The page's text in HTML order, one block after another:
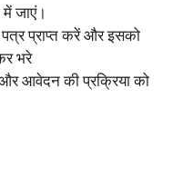
जाएं।
प्राप्त करें और इसको
भरे
आवेदन की प्रक्रिया को